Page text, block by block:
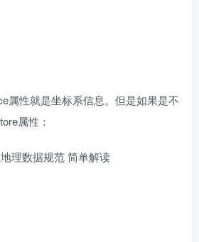
属性就是坐标系信息。但是如果是不
属性：